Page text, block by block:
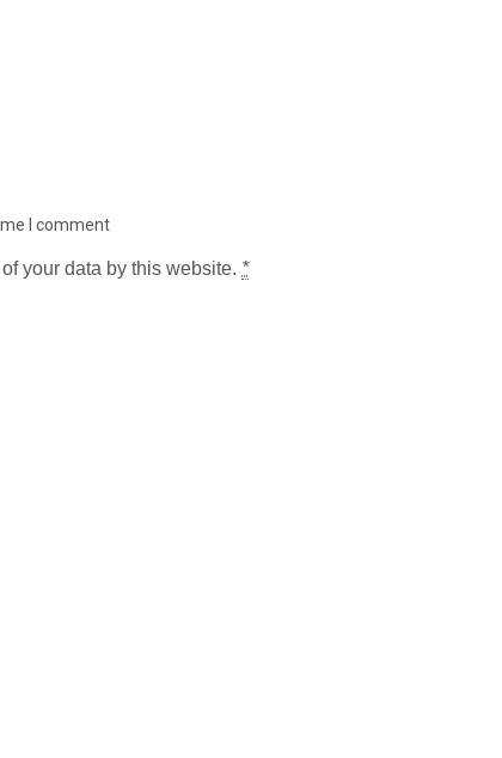
I comment
your data by this website. *